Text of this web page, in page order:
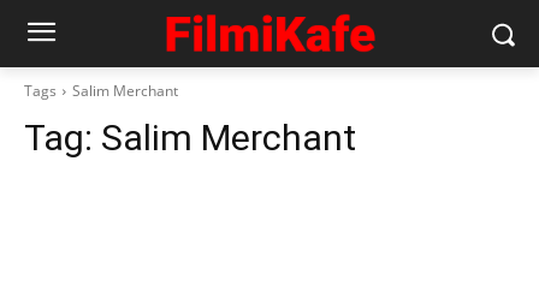
Tags Salim Merchant
Tag: Salim Merchant